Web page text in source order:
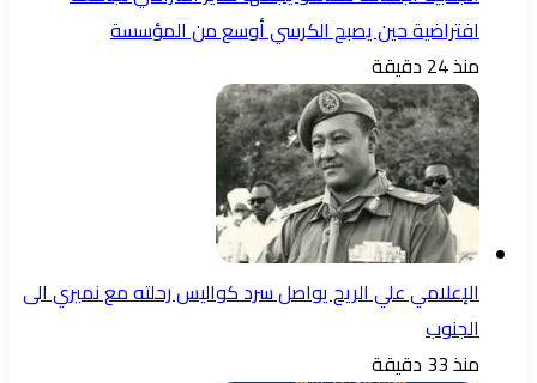
افتراضية حين يصبح الكرسي أوسع من المؤسسة
منذ 24 دقيقة
الإعلامي علي الريح يواصل سرد كواليس رحلته مع نميري الى
الجنوب
منذ 33 دقيقة